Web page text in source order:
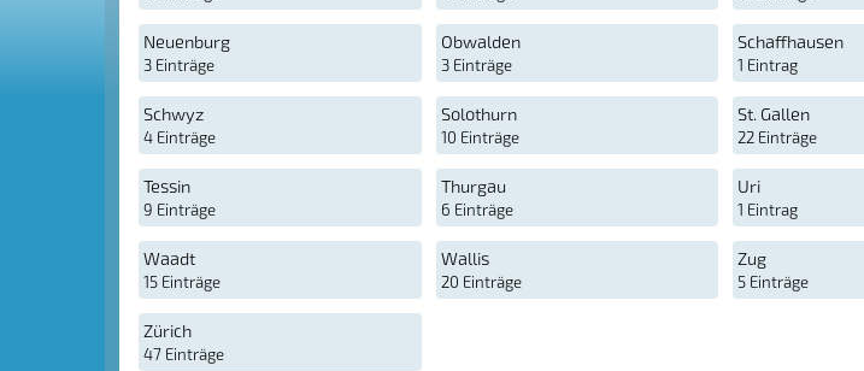
Neuenburg
3 Einträge
Obwalden
3 Einträge
Schaffhausen
1 Eintrag
Schwyz
4 Einträge
Solothurn
10 Einträge
St. Gallen
22 Einträge
Tessin
9 Einträge
Thurgau
6 Einträge
Uri
1 Eintrag
Waadt
15 Einträge
Wallis
20 Einträge
Zug
5 Einträge
Zürich
47 Einträge